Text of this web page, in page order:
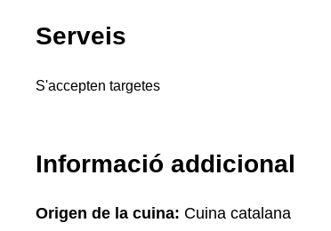
Serveis
S'accepten targetes
Informació addicional
Origen de la cuina: Cuina catalana